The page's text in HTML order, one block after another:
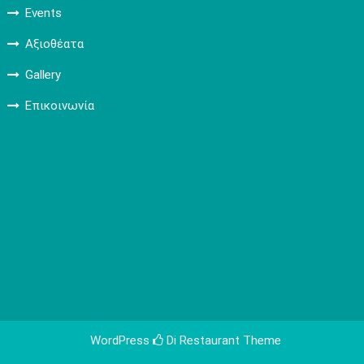
Events
Αξιοθέατα
Gallery
Επικοινωνία
WordPress Di Restaurant Theme